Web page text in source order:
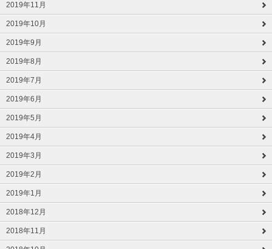
2019年11月
2019年10月
2019年9月
2019年8月
2019年7月
2019年6月
2019年5月
2019年4月
2019年3月
2019年2月
2019年1月
2018年12月
2018年11月